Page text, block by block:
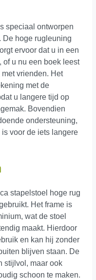
speciaal ontworpen
De hoge rugleuning
ervoor dat u in een
of u nu een boek leest
vrienden. Het
met de
u langere tijd op
Bovendien
ondersteuning,
voor de iets langere
stapelstoel hoge rug
Het frame is
wat de stoel
maakt. Hierdoor
en kan hij zonder
blijven staan. De
stijlvol, maar ook
schoon te maken.